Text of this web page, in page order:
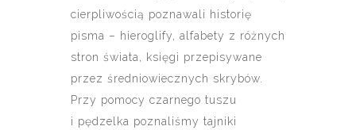
cierpliwością poznawali historię
pisma – hieroglify, alfabety z różnych
stron świata, księgi przepisywane
przez średniowiecznych skrybów.
Przy pomocy czarnego tuszu
i pędzelka poznaliśmy tajniki